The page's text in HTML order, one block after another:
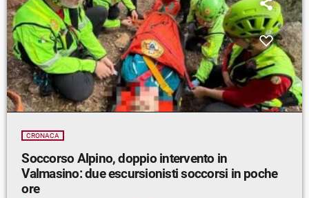
CRONACA
Soccorso Alpino, doppio intervento in
Valmasino: due escursionisti soccorsi in poche
ore